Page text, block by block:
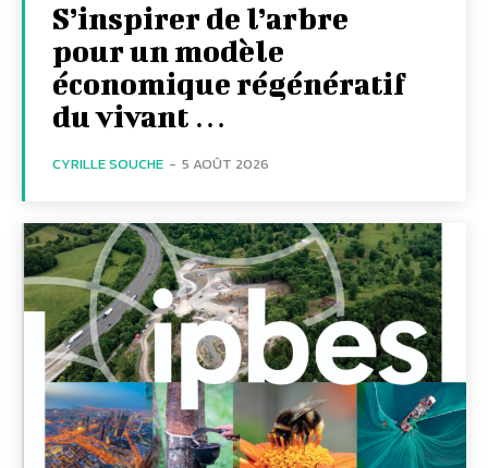
S’inspirer de l’arbre
pour un modèle
économique régénératif
du vivant …
CYRILLE SOUCHE - 5 AOÛT 2026